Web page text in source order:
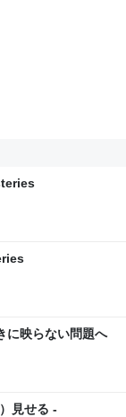
に映らない問題へ
見せる -